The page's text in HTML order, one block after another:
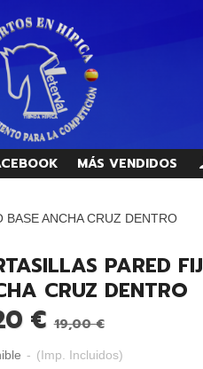
MÁS VENDIDOS
BASE ANCHA CRUZ DENTRO
PARED
CRUZ DENTRO
€ 19,00 €
- (Imp. Incluidos)